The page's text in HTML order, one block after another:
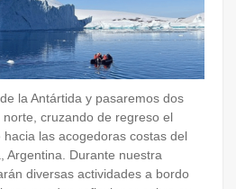
la Antártida y pasaremos dos
cruzando de regreso el
las acogedoras costas del
Argentina. Durante nuestra
diversas actividades a bordo